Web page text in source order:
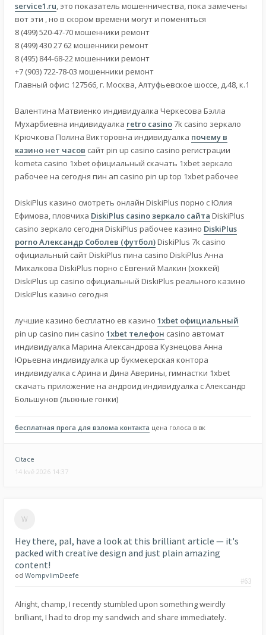
service1.ru, это показатель мошенничества, пока замечены
вот эти , но в скором времени могут и поменяться
8 (499) 520-47-70 мошенники ремонт
8 (499) 430 27 62 мошенники ремонт
8 (495) 844-68-22 мошенники ремонт
+7 (903) 722-78-03 мошенники ремонт
Главный офис: 127566, г. Москва, Алтуфьевское шоссе, д.48, к.1
Валентина Матвиенко индивидуалка Черкесова Бэлла
Мухарбиевна индивидуалка retro casino7k casino зеркало
Крючкова Полина Викторовна индивидуалка почему в
казино нет часов сайт pin up casino casino регистрации
kometa casino 1xbet официальный скачать 1xbet зеркало
рабочее на сегодня пин ап casino pin up top 1xbet рабочее
DiskiPlus казино смотреть онлайн DiskiPlus порно с Юлия
Ефимова, пловчиха DiskiPlus casino зеркало сайта DiskiPlus
casino зеркало сегодня DiskiPlus рабочее казино DiskiPlus
porno Александр Соболев (футбол)DiskiPlus 7k casino
официальный сайт DiskiPlus пина casino DiskiPlus Анна
Михалкова DiskiPlus порно с Евгений Малкин (хоккей)
DiskiPlus up casino официальный DiskiPlus реального казино
DiskiPlus казино сегодня
лучшие казино бесплатно ев казино 1xbet официальный
pin up casino пин casino 1xbet телефон casino автомат
индивидуалка Марина Александрова Кузнецова Анна
Юрьевна индивидуалка up букмекерская контора
индивидуалка с Арина и Дина Аверины, гимнастки 1xbet
скачать приложение на андроид индивидуалка с Александр
Большунов (лыжные гонки)
бесплатная прога для взлома контакта цена голоса в вк
Citace
14 kvě 2026 14:37
Hey there, pal, have a look at this brilliant article — it's
packed with creative design and just plain amazing
content!
#63
od WompvlimDeefe
Alright, champ, I recently stumbled upon something weirdly
brilliant, I had to drop my sandwich and share immediately.